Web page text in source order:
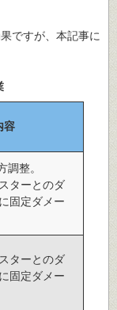
ですが、本記事に
容
調整。
ターとのダ
固定ダメー
ターとのダ
固定ダメー